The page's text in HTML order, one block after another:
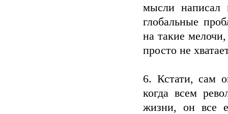
мысли
глобальные
на такие
просто не
6. Кстати, сам
когда всем
жизни, он все